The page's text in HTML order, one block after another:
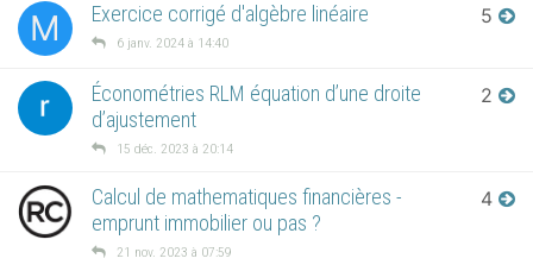
M Exercice corrigé d'algèbre linéaire
6 janv. 2024 à 14:40
5
Économétries RLM équation d’une droite
d’ajustement
15 déc. 2023 à 20:14
2
Calcul de mathematiques financières -
emprunt immobilier ou pas ?
21 nov. 2023 à 07:59
4